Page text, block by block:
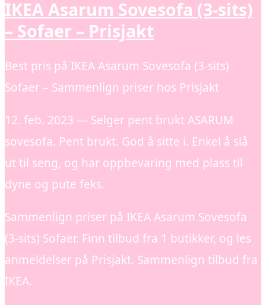
IKEA Asarum Sovesofa (3-sits)
– Sofaer – Prisjakt
Best pris på IKEA Asarum Sovesofa (3-sits)
Sofaer – Sammenlign priser hos Prisjakt
12. feb. 2023 — Selger pent brukt ASARUM
sovesofa. Pent brukt. God å sitte i. Enkel å slå
ut til seng, og har oppbevaring med plass til
dyne og pute feks.
Sammenlign priser på IKEA Asarum Sovesofa
(3-sits) Sofaer. Finn tilbud fra 1 butikker, og les
anmeldelser på Prisjakt. Sammenlign tilbud fra
IKEA.